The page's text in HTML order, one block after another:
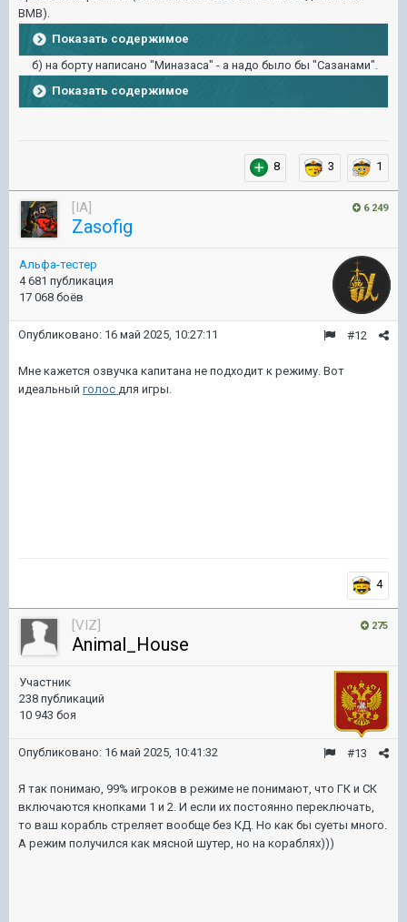
ВМВ).
Показать содержимое
б) на борту написано "Миназаса" - а надо было бы "Сазанами".
Показать содержимое
8 3 1
6 249
[IA]
Zasofig
Альфа-тестер
4 681 публикация
17 068 боёв
#12
Опубликовано: 16 май 2025, 10:27:11
Мне кажется озвучка капитана не подходит к режиму. Вот
идеальный голос для игры.
4
275
[VIZ]
Animal_House
Участник
238 публикаций
10 943 боя
#13
Опубликовано: 16 май 2025, 10:41:32
Я так понимаю, 99% игроков в режиме не понимают, что ГК и СК
включаются кнопками 1 и 2. И если их постоянно переключать,
то ваш корабль стреляет вообще без КД. Но как бы суеты много.
А режим получился как мясной шутер, но на кораблях)))